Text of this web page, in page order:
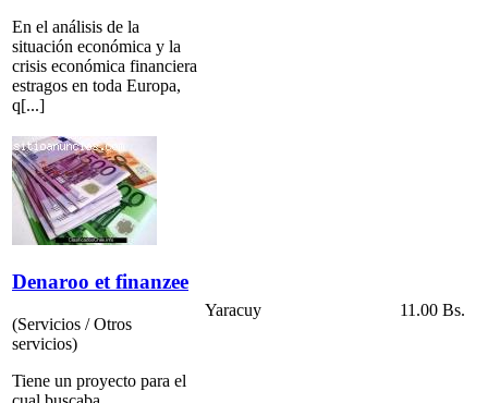
En el análisis de la
situación económica y la
crisis económica financiera
estragos en toda Europa,
q[...]
Denaroo et finanzee
(Servicios / Otros
servicios)
Tiene un proyecto para el
Yaracuy 11.00 Bs.